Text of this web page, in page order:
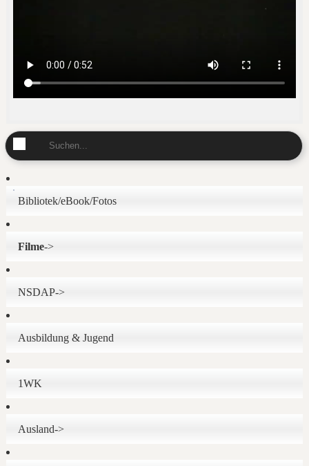
Bibliotek/eBook/Fotos
Filme->
NSDAP->
Ausbildung & Jugend
1WK
Ausland->